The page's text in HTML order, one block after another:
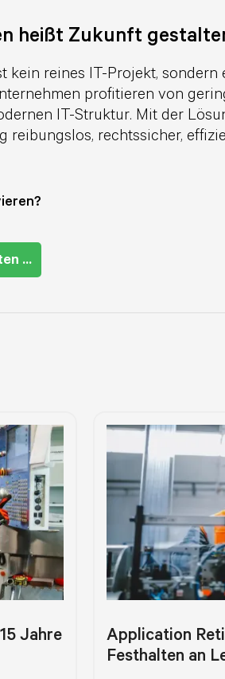
heißt Zukunft
kein reines IT-Projekt, sondern
profitieren von
IT-Struktur. Mit der
reibungslos, rechtssicher,
...
Jahre
Application
Festhalten an